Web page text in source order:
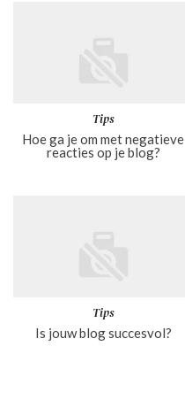
Tips
Hoe ga je om met negatieve
reacties op je blog?
Tips
Is jouw blog succesvol?